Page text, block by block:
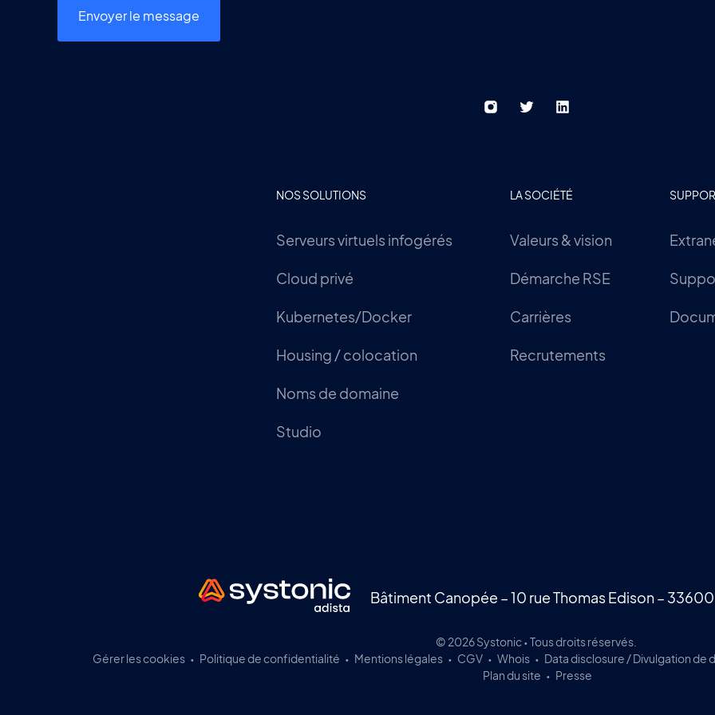
NOS SOLUTIONS
Serveurs virtuels infogérés
Cloud privé
Kubernetes/Docker
Housing / colocation
Noms de domaine
Studio
LA SOCIÉTÉ
Valeurs & vision
Démarche RSE
Carrières
Recrutements
Bâtiment Canopée – 10 rue Thomas Edison – 33600
© 2026 Systonic • Tous droits réservés.
Gérer les cookies
Politique de confidentialité Mentions légales CGV Whois Data disclosure / Divulgation de
Plan du site
Presse